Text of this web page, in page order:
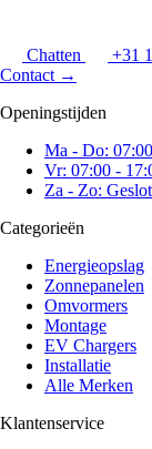
Chatten +31
Contact →
Openingstijden
Ma - Do:
Vr: 07:00 -
Za - Zo:
Categorieën
Energieopslag
Zonnepanelen
Omvormers
Montage
EV Chargers
Installatie
Alle Merken
Klantenservice